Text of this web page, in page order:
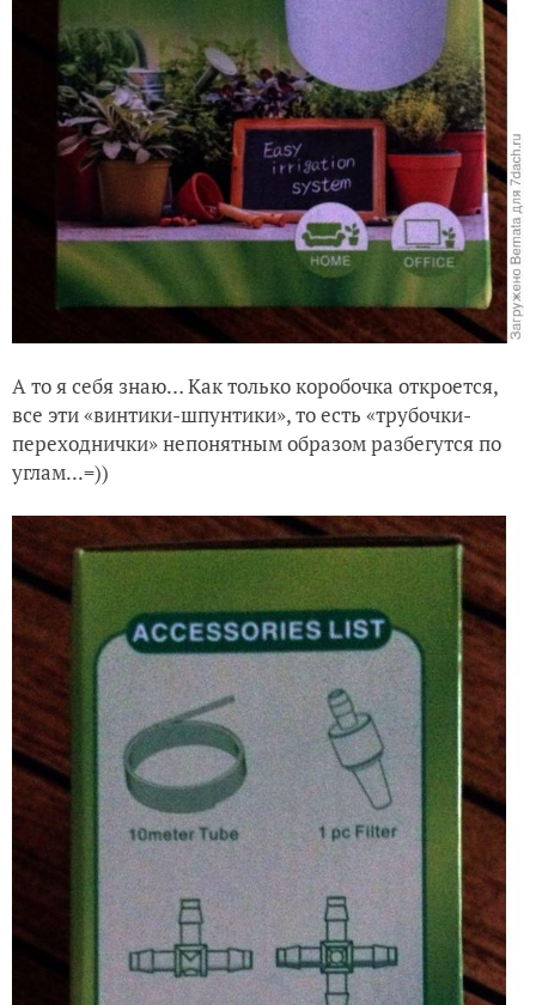
А то я себя знаю… Как только коробочка откроется,
все эти «винтики-шпунтики», то есть «трубочки-
переходнички» непонятным образом разбегутся по
углам...=))